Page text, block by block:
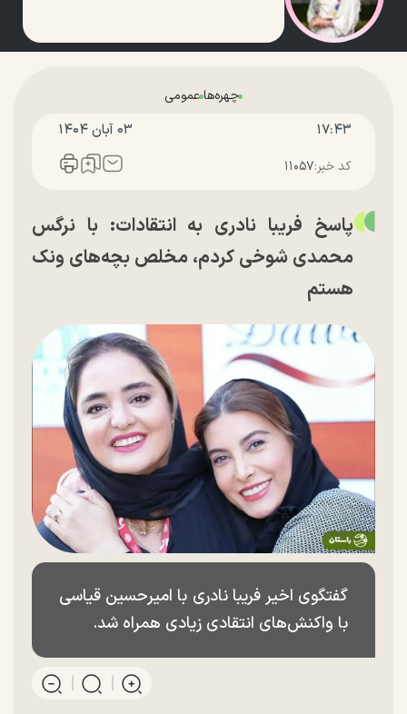
چهره‌هاعمومی
۱۷:۴۳ ۰۳ آبان ۱۴۰۴
کد خبر:۱۱۰۵۷
پاسخ فریبا نادری به انتقادات: با نرگس
محمدی شوخی کردم، مخلص بچه‌های ونک
هستم
گفتگوی اخیر فریبا نادری با امیرحسین قیاسی
با واکنش‌های انتقادی زیادی همراه شد.